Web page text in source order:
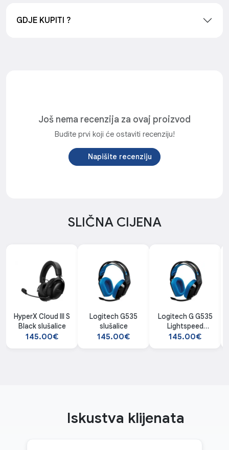
GDJE KUPITI ?
Još nema recenzija za ovaj proizvod
Budite prvi koji će ostaviti recenziju!
Napišite recenziju
SLIČNA CIJENA
HyperX Cloud III S
Black slušalice
145.00€
Logitech G535
slušalice
145.00€
Logitech G G535
Lightspeed
(Black) slušalice
145.00€
Iskustva klijenata